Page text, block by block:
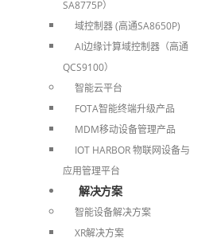
SA8775P）
域控制器 (高通SA8650P)
AI边缘计算域控制器（高通
QCS9100）
智能云平台
FOTA智能终端升级产品
MDM移动设备管理产品
IOT HARBOR 物联网设备与
应用管理平台
解决方案
智能设备解决方案
XR解决方案